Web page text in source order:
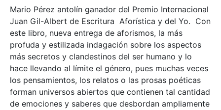
Mario Pérez antolín ganador del Premio Internacional
Juan Gil-Albert de Escritura Aforística y del Yo. Con
este libro, nueva entrega de aforismos, la más
profuda y estilizada indagación sobre los aspectos
más secretos y clandestinos del ser humano y lo
hace llevando al límite el género, pues muchas veces
los pensamientos, los relatos o las prosas poéticas
forman universos abiertos que contienen tal cantidad
de emociones y saberes que desbordan ampliamente